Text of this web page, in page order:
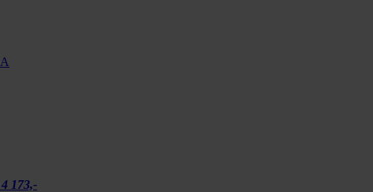
4 173,-